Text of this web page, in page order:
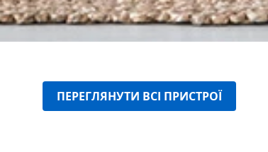
ПЕРЕГЛЯНУТИ ВСІ ПРИСТРОЇ